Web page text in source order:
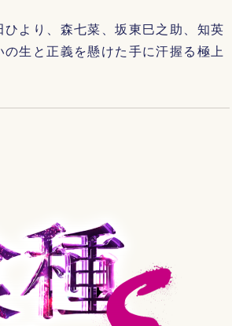
より、森七菜、坂東巳之助、知英
生と正義を懸けた手に汗握る極上